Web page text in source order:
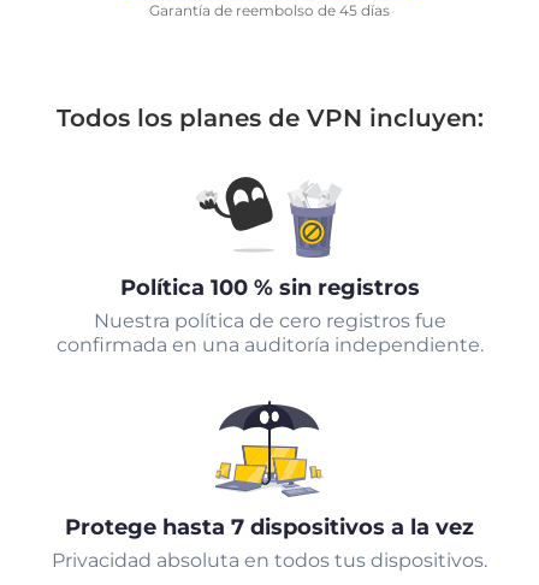
Garantía de reembolso de 45 días
Todos los planes de VPN incluyen:
Política 100 % sin registros
Nuestra política de cero registros fue
confirmada en una auditoría independiente.
Protege hasta 7 dispositivos a la vez
Privacidad absoluta en todos tus dispositivos.